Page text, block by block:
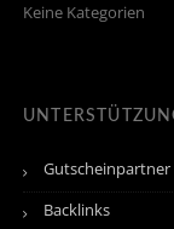
Keine Kategorien
Gutscheinpartner
Backlinks